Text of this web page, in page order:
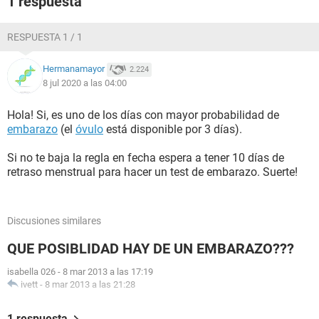
RESPUESTA 1 / 1
Hermanamayor 2.224
8 jul 2020 a las 04:00
Hola! Si, es uno de los días con mayor probabilidad de
embarazo (el óvulo está disponible por 3 días).
Si no te baja la regla en fecha espera a tener 10 días de
retraso menstrual para hacer un test de embarazo. Suerte!
Discusiones similares
QUE POSIBLIDAD HAY DE UN EMBARAZO???
isabella 026 - 8 mar 2013 a las 17:19
ivett - 8 mar 2013 a las 21:28